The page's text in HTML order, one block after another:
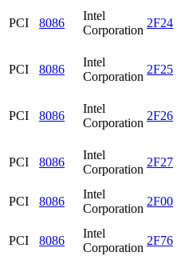
PCI 8086
Intel
Corporation
2F24
PCI 8086
Intel
Corporation
2F25
PCI 8086
Intel
Corporation
2F26
PCI 8086
Intel
Corporation
2F27
PCI 8086
Intel
Corporation
2F00
PCI 8086
Intel
Corporation
2F76